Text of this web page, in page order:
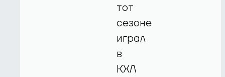
тот
сезоне
играл
в
КХЛ